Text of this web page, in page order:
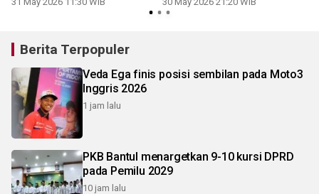
Berita Terpopuler
Veda Ega finis posisi sembilan pada Moto3
Inggris 2026
1 jam lalu
PKB Bantul menargetkan 9-10 kursi DPRD
pada Pemilu 2029
10 jam lalu